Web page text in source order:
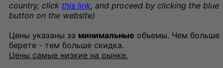
country, click this link, and proceed by clicking the blue
button on the website)
Цены указаны за минимальные объемы. Чем больше
берете - тем больше скидка.
Цены самые низкие на рынке.